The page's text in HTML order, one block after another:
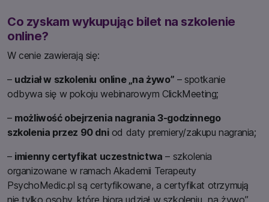
Co zyskam wykupując bilet na szkolenie
online?
W cenie zawierają się:
– udział w szkoleniu online „na żywo” – spotkanie
odbywa się w pokoju webinarowym ClickMeeting;
– możliwość obejrzenia nagrania 3-godzinnego
szkolenia przez 90 dniod daty premiery/zakupu nagrania;
– imienny certyfikat uczestnictwa – szkolenia
organizowane w ramach Akademii Terapeuty
PsychoMedic.pl są certyfikowane, a certyfikat otrzymują
nie tylko osoby, które biorą udział w szkoleniu „na żywo”,